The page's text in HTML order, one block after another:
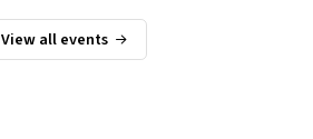
View all events